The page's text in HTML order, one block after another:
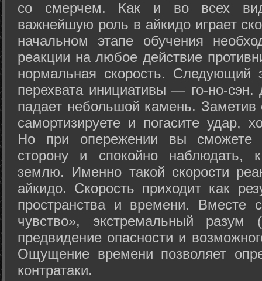
со смерчем. Как и во всех
важнейшую роль в айкидо играет
начальном этапе обучения
реакции на любое действие
нормальная скорость.
перехвата инициативы — го-но-
падает небольшой камень.
самортизируете и погасите удар,
Но при опережении вы сможете
сторону и спокойно наблюдать,
землю. Именно такой скорости
айкидо. Скорость приходит как
пространства и времени. Вместе
чувство», экстремальный разум
предвидение опасности и
Ощущение времени позволяет
контратаки.